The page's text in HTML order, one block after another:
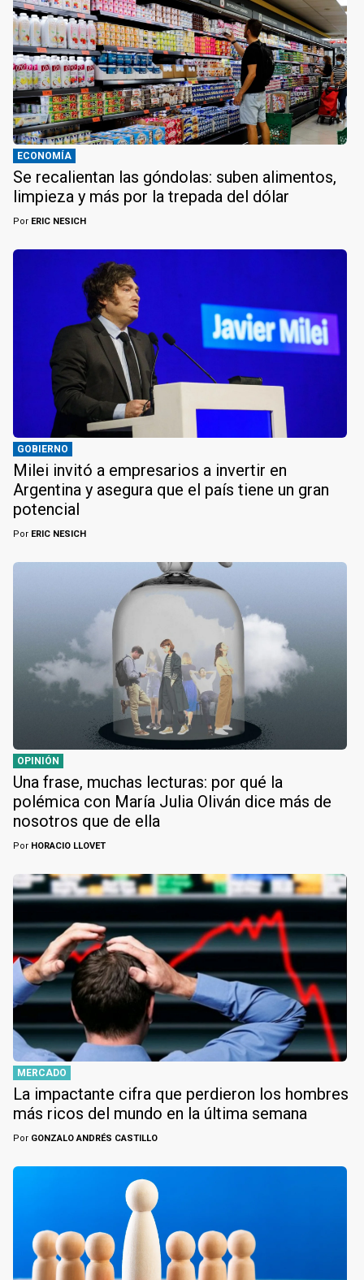
ECONOMÍA
Se recalientan las góndolas: suben alimentos,
limpieza y más por la trepada del dólar
Por ERIC NESICH
GOBIERNO
Milei invitó a empresarios a invertir en
Argentina y asegura que el país tiene un gran
potencial
Por ERIC NESICH
OPINIÓN
Una frase, muchas lecturas: por qué la
polémica con María Julia Oliván dice más de
nosotros que de ella
Por HORACIO LLOVET
MERCADO
La impactante cifra que perdieron los hombres
más ricos del mundo en la última semana
Por GONZALO ANDRÉS CASTILLO